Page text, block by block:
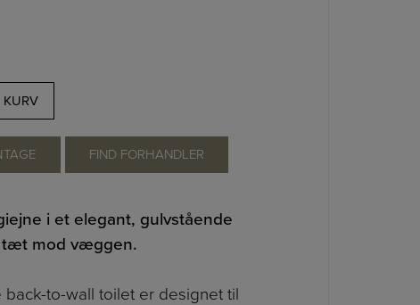
FIND FORHANDLER
i et elegant, gulvstående
tæt mod væggen.
to-wall toilet er designet til